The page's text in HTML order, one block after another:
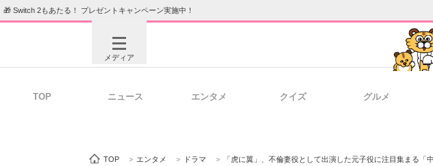
🎁 Switch 2もあたる！ プレゼントキャンペーン実施中！
メディア
TOP ニュース エンタメ クイズ グルメ
TOP > エンタメ > ドラマ > 「虎に翼」、不倫妻役として出演した元子役に注目集まる「中